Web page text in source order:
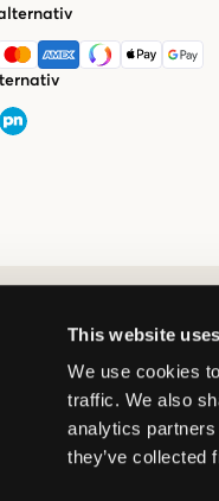
This website
We use cookies
traffic. We also
analytics
they’ve collected